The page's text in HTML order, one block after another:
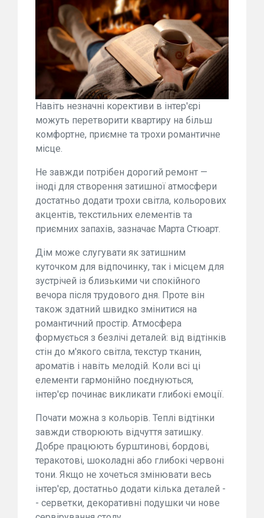
Навіть незначні корективи в інтер'єрі
можуть перетворити квартиру на більш
комфортне, приємне та трохи романтичне
місце.
Не завжди потрібен дорогий ремонт —
іноді для створення затишної атмосфери
достатньо додати трохи світла, кольорових
акцентів, текстильних елементів та
приємних запахів, зазначає Марта Стюарт.
Дім може слугувати як затишним
куточком для відпочинку, так і місцем для
зустрічей із близькими чи спокійного
вечора після трудового дня. Проте він
також здатний швидко змінитися на
романтичний простір. Атмосфера
формується з безлічі деталей: від відтінків
стін до м'якого світла, текстур тканин,
ароматів і навіть мелодій. Коли всі ці
елементи гармонійно поєднуються,
інтер'єр починає викликати глибокі емоції.
Почати можна з кольорів. Теплі відтінки
завжди створюють відчуття затишку.
Добре працюють бурштинові, бордові,
теракотові, шоколадні або глибокі червоні
тони. Якщо не хочеться змінювати весь
інтер'єр, достатньо додати кілька деталей -
- серветки, декоративні подушки чи нове